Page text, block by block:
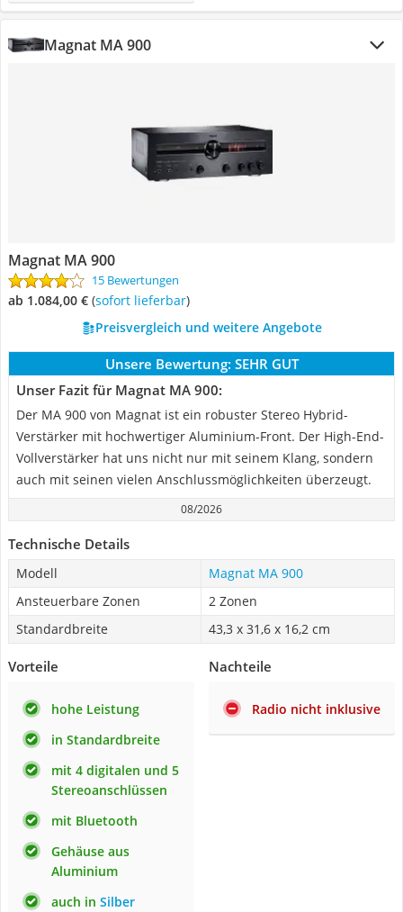
Magnat MA 900
Magnat MA 900
15 Bewertungen
ab 1.084,00 € ( Sofort lieferbar)
Preisvergleich und weitere Angebote
Unsere Bewertung: SEHR GUT
Unser Fazit für Magnat MA 900:
Der MA 900 von Magnat ist ein robuster Stereo Hybrid-
Verstärker mit hochwertiger Aluminium-Front. Der High-End-
Vollverstärker hat uns nicht nur mit seinem Klang, sondern
auch mit seinen vielen Anschlussmöglichkeiten überzeugt.
08/2026
Technische Details
Modell
Magnat MA 900
Ansteuerbare Zonen
2 Zonen
Standardbreite
43,3 x 31,6 x 16,2 cm
Vorteile
hohe Leistung
in Standardbreite
mit 4 digitalen und 5
Stereoanschlüssen
mit Bluetooth
Gehäuse aus
Aluminium
auch in Silber
Nachteile
Radio nicht inklusive